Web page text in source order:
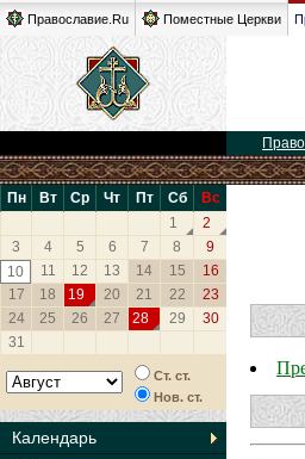
Православие.Ru Поместные Церкви
Пн Вт Ср Чт Пт Сб
Вс
1
2
3
4 5 6 7 8
9
10
11 12 13 14 15
16
17
18 19 20 21 22
23
24
25 26 27 28 29
30
31
Ст. ст.
Нов. ст.
Календарь